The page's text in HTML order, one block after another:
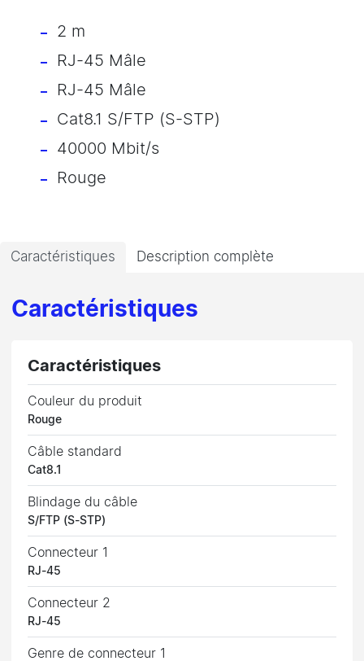
2 m
RJ-45 Mâle
RJ-45 Mâle
Cat8.1 S/FTP (S-STP)
40000 Mbit/s
Rouge
Caractéristiques Description complète
Caractéristiques
Caractéristiques
Couleur du produit
Rouge
Câble standard
Cat8.1
Blindage du câble
S/FTP (S-STP)
Connecteur 1
RJ-45
Connecteur 2
RJ-45
Genre de connecteur 1